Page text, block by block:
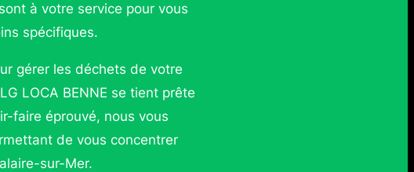
à votre service pour vous
spécifiques.
gérer les déchets de votre
LOCA BENNE se tient prête
faire éprouvé, nous vous
de vous concentrer
sur-Mer.